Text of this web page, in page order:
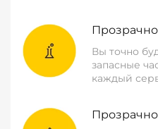
Вы точно
запасные
каждый